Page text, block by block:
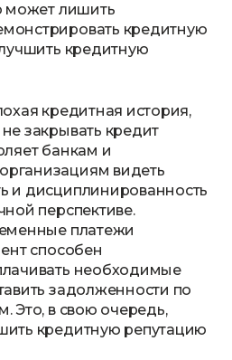
может лишить
кредитную
кредитную
кредитная история,
закрывать кредит
банкам и
видеть
и дисциплинированность
перспективе.
платежи
способен
необходимые
задолженности по
Это, в свою очередь,
кредитную репутацию